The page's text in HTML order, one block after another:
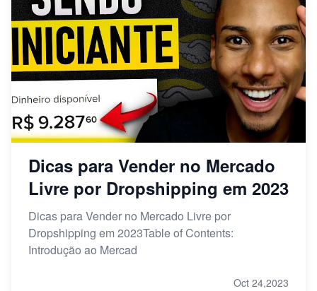
Dicas para Vender no Mercado
Livre por Dropshipping em 2023
Dicas para Vender no Mercado Livre por
Dropshipping em 2023Table of Contents:
Introdução ao Mercad
Oct 24,2023